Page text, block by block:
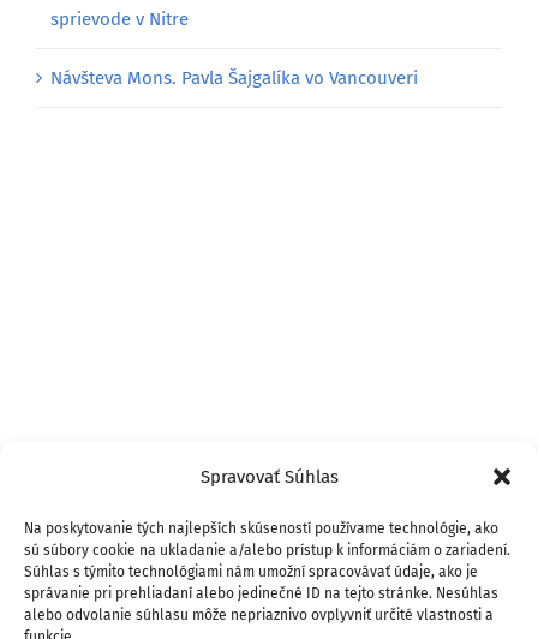
Spravovať Súhlas
Na poskytovanie tých najlepších skúseností používame technológie, ako
sú súbory cookie na ukladanie a/alebo prístup k informáciám o zariadení.
Súhlas s týmito technológiami nám umožní spracovávať údaje, ako je
správanie pri prehliadaní alebo jedinečné ID na tejto stránke. Nesúhlas
alebo odvolanie súhlasu môže nepriaznivo ovplyvniť určité vlastnosti a
sprievode v Nitre
Návšteva Mons. Pavla Šajgalíka vo Vancouveri